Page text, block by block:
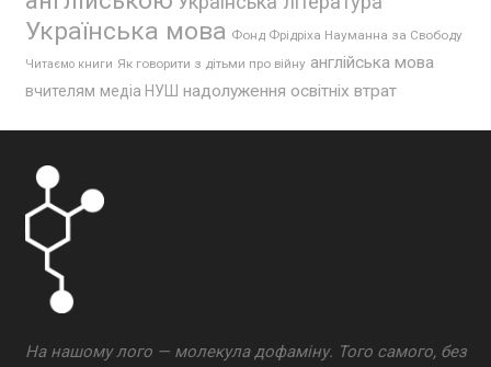
Українська мова Фонд Фрідріха Науманна за Свободу
Читаємо книги Як говорити з дітьми про війну англійська мова
вчителям медіа НУШ надолуження освітніх втрат
На нашому лого — молекула дофаміну. Того самого, без